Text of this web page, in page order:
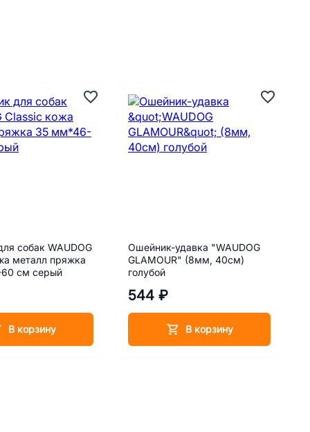
собак WAUDOG
металл пряжка
см серый
В корзину
Ошейник-удавка "WAUDOG
GLAMOUR" (8мм, 40см)
голубой
544 ₽
В корзину